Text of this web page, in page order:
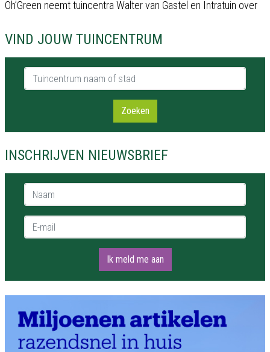
Oh’Green neemt tuincentra Walter van Gastel en Intratuin over
VIND JOUW TUINCENTRUM
Tuincentrum naam of stad
Zoeken
INSCHRIJVEN NIEUWSBRIEF
Naam *
E-mail *
Ik meld me aan